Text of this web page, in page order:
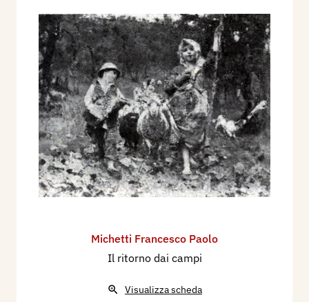
Michetti Francesco Paolo
Il ritorno dai campi
Visualizza scheda